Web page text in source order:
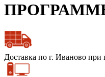
Доставка по г. Иваново